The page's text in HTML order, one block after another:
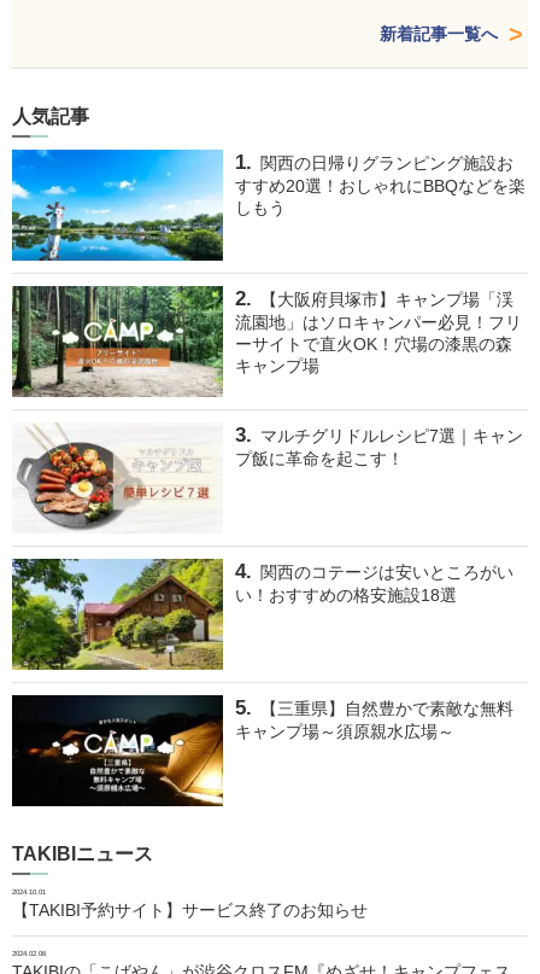
新着記事一覧へ
人気記事
関西の日帰りグランピング施設お
すすめ20選！おしゃれにBBQなどを楽
しもう
【大阪府貝塚市】キャンプ場「渓
流園地」はソロキャンパー必見！フリ
ーサイトで直火OK！穴場の漆黒の森
キャンプ場
マルチグリドルレシピ7選｜キャン
プ飯に革命を起こす！
関西のコテージは安いところがい
い！おすすめの格安施設18選
【三重県】自然豊かで素敵な無料
キャンプ場～須原親水広場～
TAKIBIニュース
2024.10.01
【TAKIBI予約サイト】サービス終了のお知らせ
2024.02.06